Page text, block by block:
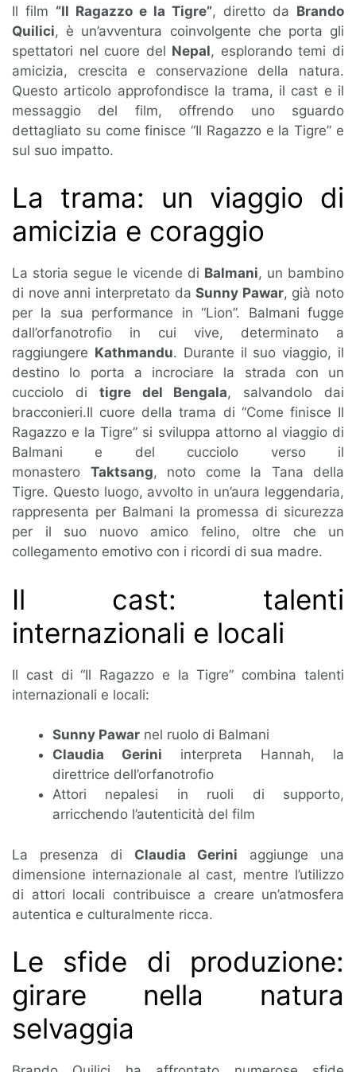
Il film “Il Ragazzo e la Tigre”, diretto da Brando
Quilici, è un’avventura coinvolgente che porta gli
spettatori nel cuore del Nepal, esplorando temi di
amicizia, crescita e conservazione della natura.
Questo articolo approfondisce la trama, il cast e il
messaggio del film, offrendo uno sguardo
dettagliato su come finisce “Il Ragazzo e la Tigre” e
sul suo impatto.
La trama: un viaggio di
amicizia e coraggio
La storia segue le vicende di Balmani, un bambino
di nove anni interpretato daSunny Pawar, già noto
per la sua performance in “Lion”. Balmani fugge
dall’orfanotrofio in cui vive, determinato a
raggiungere Kathmandu. Durante il suo viaggio, il
destino lo porta a incrociare la strada con un
cucciolo di tigre del Bengala, salvandolo dai
bracconieri.Il cuore della trama di “Come finisce Il
Ragazzo e la Tigre” si sviluppa attorno al viaggio di
Balmani e del cucciolo verso il
monastero Taktsang, noto come la Tana della
Tigre. Questo luogo, avvolto in un’aura leggendaria,
rappresenta per Balmani la promessa di sicurezza
per il suo nuovo amico felino, oltre che un
collegamento emotivo con i ricordi di sua madre.
Il cast: talenti
internazionali e locali
Il cast di “Il Ragazzo e la Tigre” combina talenti
internazionali e locali:
Sunny Pawar nel ruolo di Balmani
Claudia Gerini interpreta Hannah, la
direttrice dell’orfanotrofio
Attori nepalesi in ruoli di supporto,
arricchendo l’autenticità del film
La presenza di Claudia Gerini aggiunge una
dimensione internazionale al cast, mentre l’utilizzo
di attori locali contribuisce a creare un’atmosfera
autentica e culturalmente ricca.
Le sfide di produzione:
girare nella natura
selvaggia